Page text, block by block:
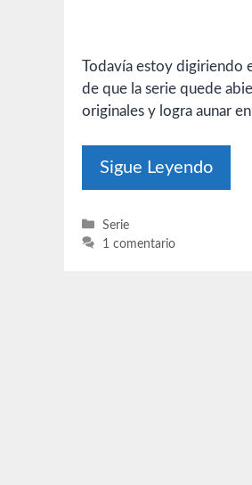
Todavía estoy digiriendo
de que la serie quede
originales y logra aunar
Sigue Leyendo
Categorías
Serie
1 comentario